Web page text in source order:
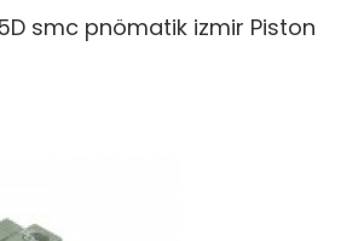
smc pnömatik izmir Piston